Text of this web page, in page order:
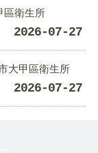
區衛生所
2026-07-27
大甲區衛生所
2026-07-27